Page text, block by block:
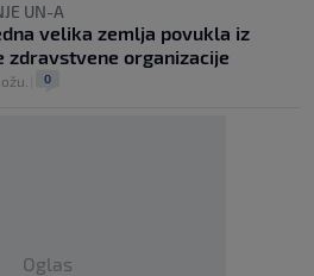
UN-A
velika zemlja povukla iz
zdravstvene organizacije
0
Oglas